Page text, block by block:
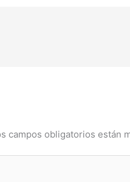
campos obligatorios están